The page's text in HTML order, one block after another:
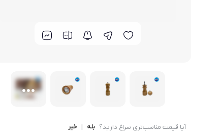
آیا قیمت مناسب‌تری سراغ دارید؟ بله | خیر